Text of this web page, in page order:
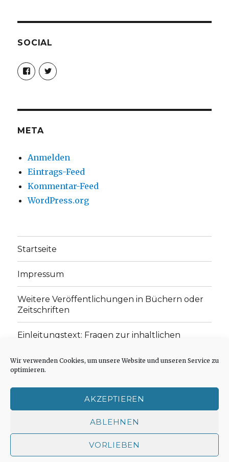
Wir verwenden Cookies, um unsere Website und unseren Service zu
optimieren.
AKZEPTIEREN
ABLEHNEN
VORLIEBEN
SOCIAL
Profil
von
christoph.fleischer1
anzeigen
Profil
von
anzeigen
META
Anmelden
Eintrags-Feed
Kommentar-Feed
WordPress.org
Startseite
Impressum
Weitere Veröffentlichungen in Büchern oder
Zeitschriften
Einleitungstext: Fragen zur inhaltlichen
„schwachen Glaubens“
Cookie-Richtlinie (EU)
Impressum